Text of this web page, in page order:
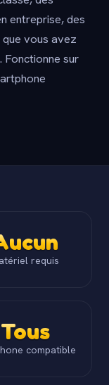
entreprise, des
vous avez
Fonctionne sur
requis
Tous
compatible